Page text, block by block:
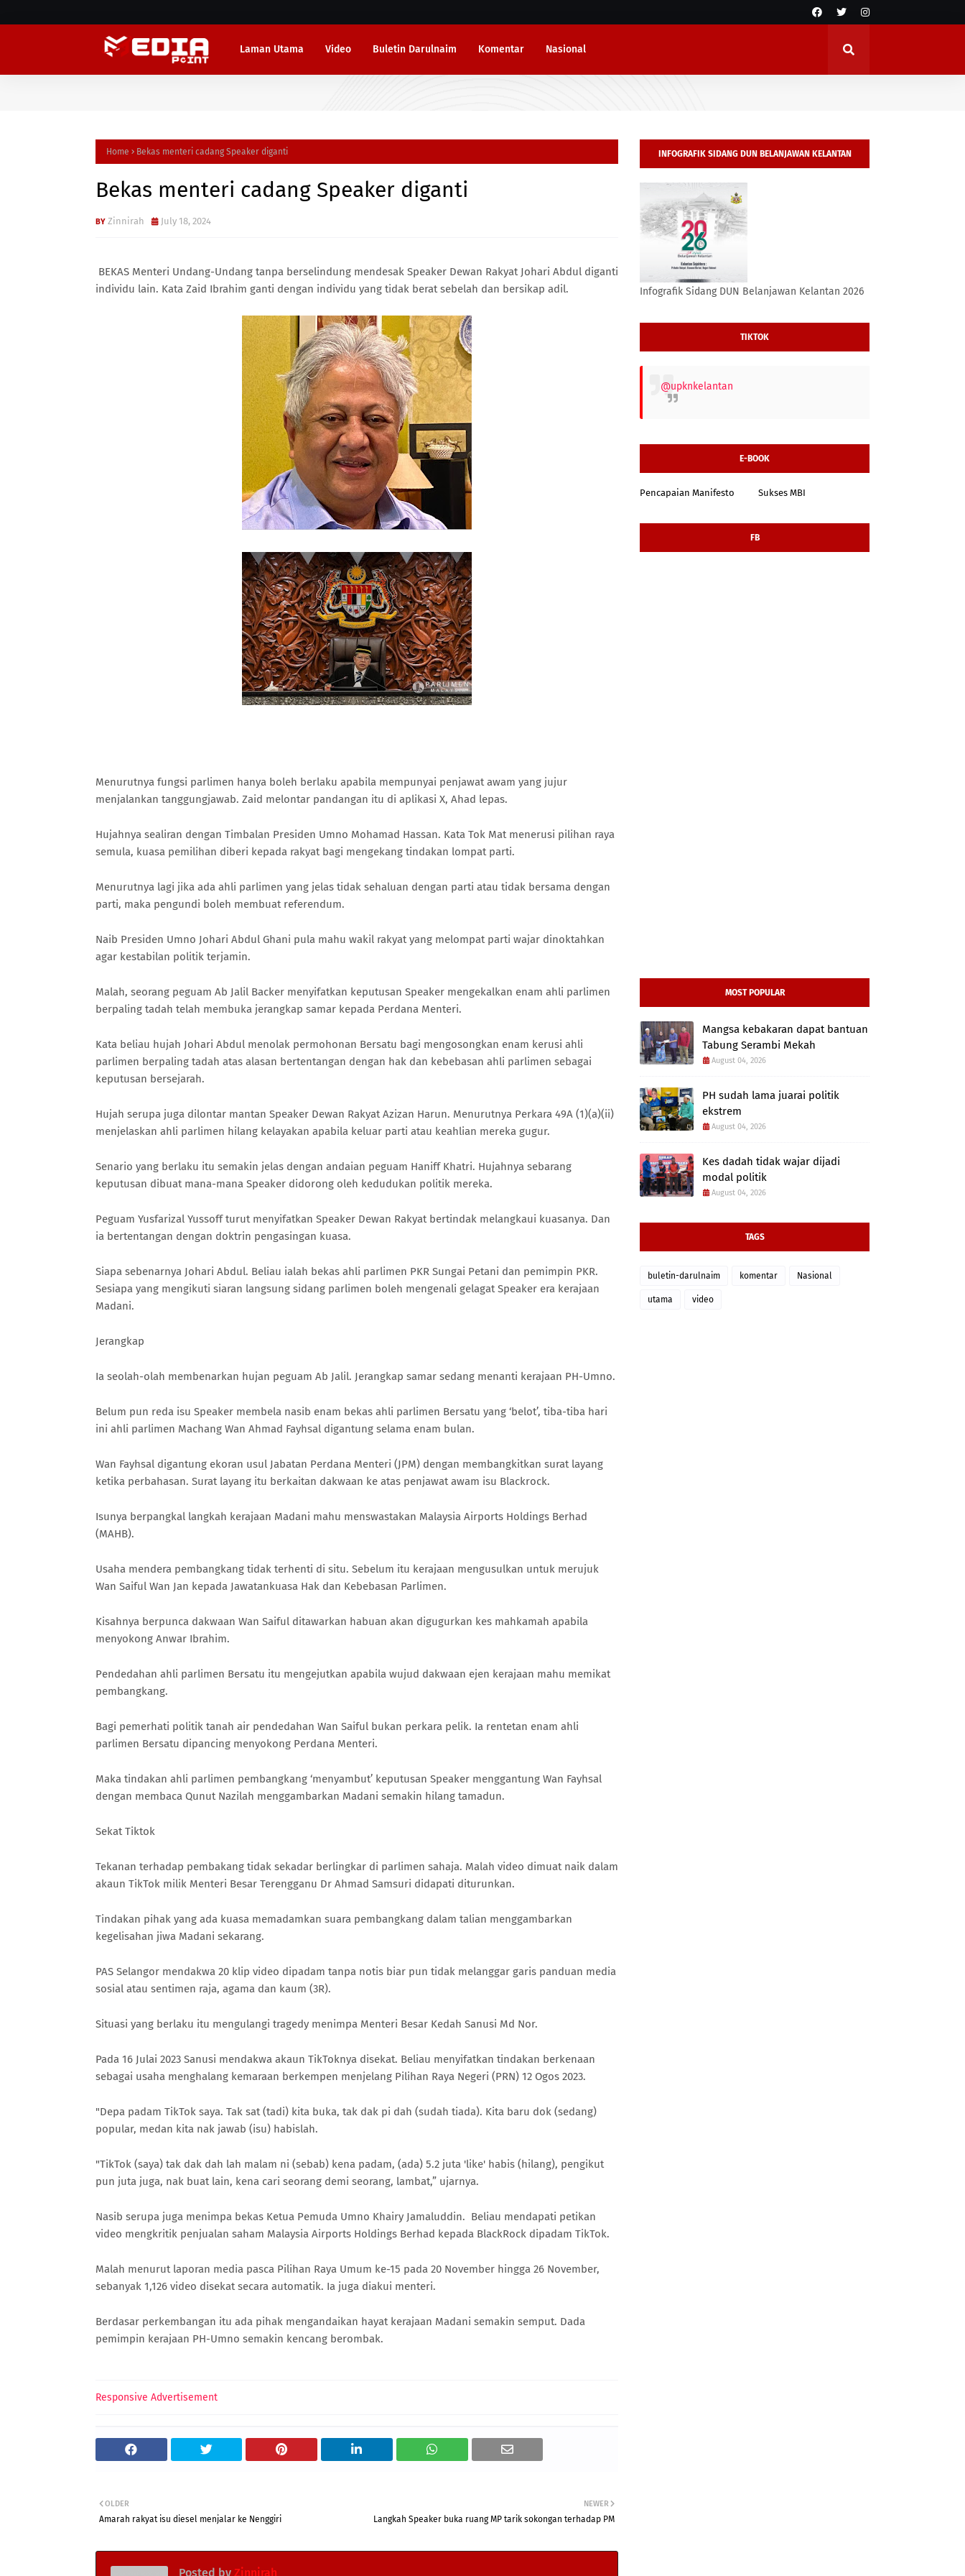
Laman Utama Video Buletin Darulnaim Komentar Nasional
Home Bekas menteri cadang Speaker diganti
Bekas menteri cadang Speaker diganti
Zinnirah July 18, 2024
BEKAS Menteri Undang-Undang tanpa berselindung mendesak Speaker Dewan Rakyat Johari Abdul diganti
individu lain. Kata Zaid Ibrahim ganti dengan individu yang tidak berat sebelah dan bersikap adil.
Menurutnya fungsi parlimen hanya boleh berlaku apabila mempunyai penjawat awam yang jujur
menjalankan tanggungjawab. Zaid melontar pandangan itu di aplikasi X, Ahad lepas.
Hujahnya sealiran dengan Timbalan Presiden Umno Mohamad Hassan. Kata Tok Mat menerusi pilihan raya
semula, kuasa pemilihan diberi kepada rakyat bagi mengekang tindakan lompat parti.
Menurutnya lagi jika ada ahli parlimen yang jelas tidak sehaluan dengan parti atau tidak bersama dengan
parti, maka pengundi boleh membuat referendum.
Naib Presiden Umno Johari Abdul Ghani pula mahu wakil rakyat yang melompat parti wajar dinoktahkan
agar kestabilan politik terjamin.
Malah, seorang peguam Ab Jalil Backer menyifatkan keputusan Speaker mengekalkan enam ahli parlimen
berpaling tadah telah membuka jerangkap samar kepada Perdana Menteri.
Kata beliau hujah Johari Abdul menolak permohonan Bersatu bagi mengosongkan enam kerusi ahli
parlimen berpaling tadah atas alasan bertentangan dengan hak dan kebebasan ahli parlimen sebagai
keputusan bersejarah.
Hujah serupa juga dilontar mantan Speaker Dewan Rakyat Azizan Harun. Menurutnya Perkara 49A (1)(a)(ii)
menjelaskan ahli parlimen hilang kelayakan apabila keluar parti atau keahlian mereka gugur.
Senario yang berlaku itu semakin jelas dengan andaian peguam Haniff Khatri. Hujahnya sebarang
keputusan dibuat mana-mana Speaker didorong oleh kedudukan politik mereka.
Peguam Yusfarizal Yussoff turut menyifatkan Speaker Dewan Rakyat bertindak melangkaui kuasanya. Dan
ia bertentangan dengan doktrin pengasingan kuasa.
Siapa sebenarnya Johari Abdul. Beliau ialah bekas ahli parlimen PKR Sungai Petani dan pemimpin PKR.
Sesiapa yang mengikuti siaran langsung sidang parlimen boleh mengenali gelagat Speaker era kerajaan
Madani.
Jerangkap
Ia seolah-olah membenarkan hujan peguam Ab Jalil. Jerangkap samar sedang menanti kerajaan PH-Umno.
Belum pun reda isu Speaker membela nasib enam bekas ahli parlimen Bersatu yang ‘belot’, tiba-tiba hari
ini ahli parlimen Machang Wan Ahmad Fayhsal digantung selama enam bulan.
Wan Fayhsal digantung ekoran usul Jabatan Perdana Menteri (JPM) dengan membangkitkan surat layang
ketika perbahasan. Surat layang itu berkaitan dakwaan ke atas penjawat awam isu Blackrock.
Isunya berpangkal langkah kerajaan Madani mahu menswastakan Malaysia Airports Holdings Berhad
(MAHB).
Usaha mendera pembangkang tidak terhenti di situ. Sebelum itu kerajaan mengusulkan untuk merujuk
Wan Saiful Wan Jan kepada Jawatankuasa Hak dan Kebebasan Parlimen.
Kisahnya berpunca dakwaan Wan Saiful ditawarkan habuan akan digugurkan kes mahkamah apabila
menyokong Anwar Ibrahim.
Pendedahan ahli parlimen Bersatu itu mengejutkan apabila wujud dakwaan ejen kerajaan mahu memikat
pembangkang.
Bagi pemerhati politik tanah air pendedahan Wan Saiful bukan perkara pelik. Ia rentetan enam ahli
parlimen Bersatu dipancing menyokong Perdana Menteri.
Maka tindakan ahli parlimen pembangkang ‘menyambut’ keputusan Speaker menggantung Wan Fayhsal
dengan membaca Qunut Nazilah menggambarkan Madani semakin hilang tamadun.
Sekat Tiktok
Tekanan terhadap pembakang tidak sekadar berlingkar di parlimen sahaja. Malah video dimuat naik dalam
akaun TikTok milik Menteri Besar Terengganu Dr Ahmad Samsuri didapati diturunkan.
Tindakan pihak yang ada kuasa memadamkan suara pembangkang dalam talian menggambarkan
kegelisahan jiwa Madani sekarang.
PAS Selangor mendakwa 20 klip video dipadam tanpa notis biar pun tidak melanggar garis panduan media
sosial atau sentimen raja, agama dan kaum (3R).
Situasi yang berlaku itu mengulangi tragedy menimpa Menteri Besar Kedah Sanusi Md Nor.
Pada 16 Julai 2023 Sanusi mendakwa akaun TikToknya disekat. Beliau menyifatkan tindakan berkenaan
sebagai usaha menghalang kemaraan berkempen menjelang Pilihan Raya Negeri (PRN) 12 Ogos 2023.
"Depa padam TikTok saya. Tak sat (tadi) kita buka, tak dak pi dah (sudah tiada). Kita baru dok (sedang)
popular, medan kita nak jawab (isu) habislah.
"TikTok (saya) tak dak dah lah malam ni (sebab) kena padam, (ada) 5.2 juta 'like' habis (hilang), pengikut
pun juta juga, nak buat lain, kena cari seorang demi seorang, lambat,” ujarnya.
Nasib serupa juga menimpa bekas Ketua Pemuda Umno Khairy Jamaluddin. Beliau mendapati petikan
video mengkritik penjualan saham Malaysia Airports Holdings Berhad kepada BlackRock dipadam TikTok.
Malah menurut laporan media pasca Pilihan Raya Umum ke-15 pada 20 November hingga 26 November,
sebanyak 1,126 video disekat secara automatik. Ia juga diakui menteri.
Berdasar perkembangan itu ada pihak mengandaikan hayat kerajaan Madani semakin semput. Dada
pemimpin kerajaan PH-Umno semakin kencang berombak.
Responsive Advertisement
NEWER
Langkah Speaker buka ruang MP tarik sokongan terhadap PM
OLDER
Amarah rakyat isu diesel menjalar ke Nenggiri
Posted by Zinnirah
INFOGRAFIK SIDANG DUN BELANJAWAN KELANTAN
2026
Infografik Sidang DUN Belanjawan Kelantan 2026
TIKTOK
@upknkelantan
E-BOOK
Pencapaian Manifesto Sukses MBI
FB
MOST POPULAR
Mangsa kebakaran dapat bantuan
Tabung Serambi Mekah
August 04, 2026
PH sudah lama juarai politik
ekstrem
August 04, 2026
Kes dadah tidak wajar dijadi
modal politik
August 04, 2026
TAGS
buletin-darulnaim komentar Nasional
utama video